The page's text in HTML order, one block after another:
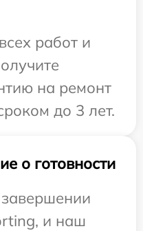
работ и
на ремонт
до 3 лет.
о готовности
и наш